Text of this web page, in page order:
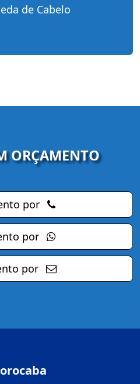
de Cabelo
ORÇAMENTO
por
por
por